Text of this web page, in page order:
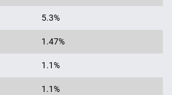
5.3%
1.47%
1.1%
1.1%